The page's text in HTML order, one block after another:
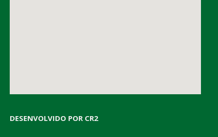
DESENVOLVIDO POR CR2